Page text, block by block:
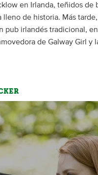
en Irlanda, teñidos de
de historia. Más tarde,
pub irlandés tradicional,
de Galway Girl y